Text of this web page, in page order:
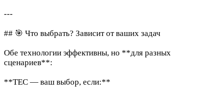
---
## 🎯 Что выбрать? Зависит от ваших задач
Обе технологии эффективны, но **для разных
сценариев**:
**TEC — ваш выбор, если:**